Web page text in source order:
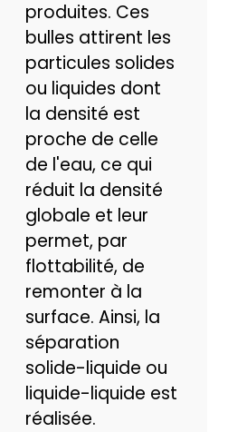
produites. Ces
bulles attirent les
particules solides
ou liquides dont
la densité est
proche de celle
de l'eau, ce qui
réduit la densité
globale et leur
permet, par
flottabilité, de
remonter à la
surface. Ainsi, la
séparation
solide-liquide ou
liquide-liquide est
réalisée.